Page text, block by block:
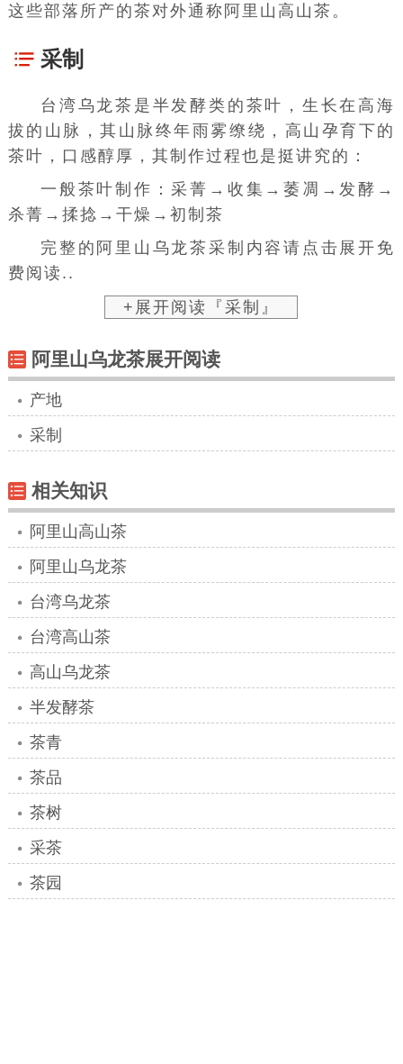
这些部落所产的茶对外通称 阿里山高山茶 。
采制
台湾乌龙茶 是半发酵类的茶叶，生长在高海
拔的山脉，其山脉终年雨雾缭绕，高山孕育下的
茶叶，口感醇厚，其制作过程也是挺讲究的：
一般茶叶制作：采菁→收集→ 萎凋 →发酵→
杀菁→ 揉捻 →干燥→初制茶
完整的阿里山乌龙茶采制内容请点击展开免
费阅读..
+展开阅读『采制』
阿里山乌龙茶展开阅读
产地
采制
相关知识
阿里山高山茶
阿里山乌龙茶
台湾乌龙茶
台湾高山茶
高山乌龙茶
半发酵茶
茶青
茶品
茶树
采茶
茶园